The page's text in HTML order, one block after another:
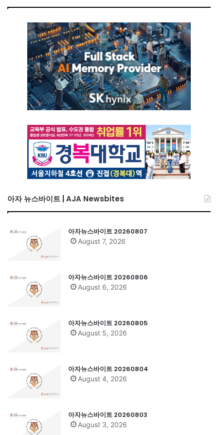
아자 뉴스바이트 | AJA Newsbites
아자뉴스바이트 20260807
August 7, 2026
아자뉴스바이트 20260806
August 6, 2026
아자뉴스바이트 20260805
August 5, 2026
아자뉴스바이트 20260804
August 4, 2026
아자뉴스바이트 20260803
August 3, 2026